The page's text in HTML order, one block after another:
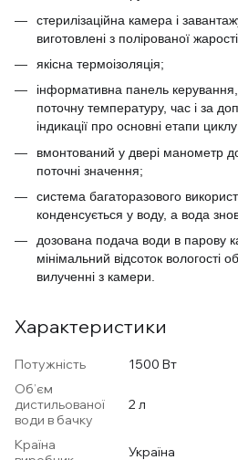
стерилізаційна камера і
виготовлені з полірованої
якісна термоізоляція;
інформативна панель
поточну температуру, час і за
індикації про основні етапи
вмонтований у двері манометр
поточні значення;
система багаторазового
конденсується у воду, а вода
дозована подача води в парову
мінімальний відсоток вологості
вилученні з камери.
Характеристики
Потужність
1500 Вт
Об’єм
дистильованої
води в бачку
2 л
Країна
Україна